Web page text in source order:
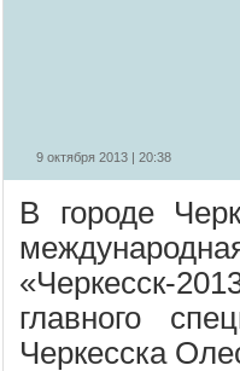
9 октября 2013 | 20:38
В городе
«Черкесск-
главного
Черкесска